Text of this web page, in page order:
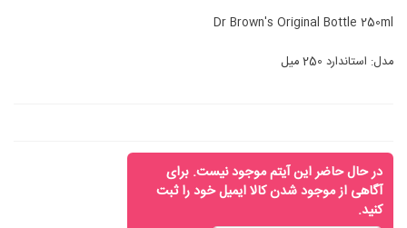
Dr Brown's Original Bottle 250ml
مدل: استاندارد 250 میل
در حال حاضر این آیتم موجود نیست. برای
آگاهی از موجود شدن کالا ایمیل خود را ثبت
کنید.